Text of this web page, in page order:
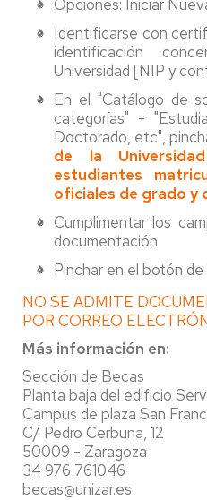
Opciones: Iniciar
Identificarse con
identificación
Universidad [NIP y
En el "Catálogo de
categorías" -
Doctorado, etc",
de la
estudiantes
oficiales de grado y
Cumplimentar los
documentación
Pinchar en el botón
NO SE ADMITE
POR CORREO
Más información en:
Sección de Becas
Planta baja del edificio
Campus de plaza San
C/ Pedro Cerbuna, 12
50009 - Zaragoza
34 976 761046
becas@unizar.es